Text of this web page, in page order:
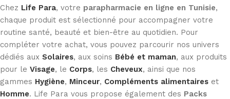
Chez Life Para, votre parapharmacie en ligne en Tunisie,
chaque produit est sélectionné pour accompagner votre
routine santé, beauté et bien-être au quotidien. Pour
compléter votre achat, vous pouvez parcourir nos univers
dédiés aux Solaires, aux soins Bébé et maman, aux produits
pour le Visage, le Corps, les Cheveux, ainsi que nos
gammes Hygiène, Minceur, Compléments alimentaires et
Homme. Life Para vous propose également des Packs